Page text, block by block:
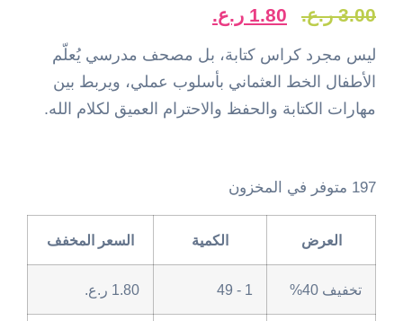
3.00 ر.ع. 1.80 ر.ع.
ليس مجرد كراس كتابة، بل مصحف مدرسي يُعلّم
الأطفال الخط العثماني بأسلوب عملي، ويربط بين
مهارات الكتابة والحفظ والاحترام العميق لكلام الله.
197 متوفر في المخزون
العرض الكمية السعر المخفف
تخفيف 40% 1 - 49
1.80 ر.ع.